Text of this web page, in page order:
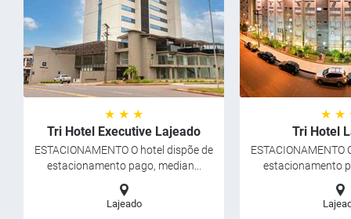
★ ★ ★
Tri Hotel Executive Lajeado
ESTACIONAMENTO O hotel dispõe de
estacionamento pago, median...
Lajeado
★ ★
Tri Hotel
ESTACIONAMENTO
estacionamento